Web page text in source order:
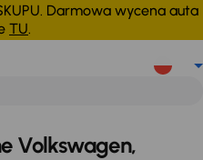
Darmowa wycena auta
TU.
wszystko
Volkswagen,